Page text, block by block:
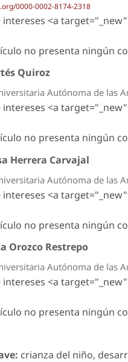
0000-0002-8174-2318
intereses <a
no presenta ningún
Quiroz
Autónoma de las
intereses <a
no presenta ningún
Herrera Carvajal
Autónoma de las
intereses <a
no presenta ningún
Orozco Restrepo
Autónoma de las
intereses <a
no presenta ningún
crianza del niño,